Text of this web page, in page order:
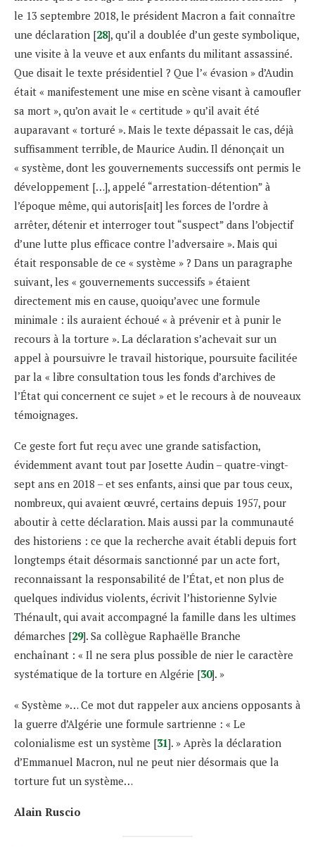
le 13 septembre 2018, le président Macron a fait connaître
une déclaration [28], qu’il a doublée d’un geste symbolique,
une visite à la veuve et aux enfants du militant assassiné.
Que disait le texte présidentiel ? Que l’« évasion » d’Audin
était « manifestement une mise en scène visant à camoufler
sa mort », qu’on avait le « certitude » qu’il avait été
auparavant « torturé ». Mais le texte dépassait le cas, déjà
suffisamment terrible, de Maurice Audin. Il dénonçait un
« système, dont les gouvernements successifs ont permis le
développement […], appelé “arrestation-détention” à
l’époque même, qui autoris[ait] les forces de l’ordre à
arrêter, détenir et interroger tout “suspect” dans l’objectif
d’une lutte plus efficace contre l’adversaire ». Mais qui
était responsable de ce « système » ? Dans un paragraphe
suivant, les « gouvernements successifs » étaient
directement mis en cause, quoiqu’avec une formule
minimale : ils auraient échoué « à prévenir et à punir le
recours à la torture ». La déclaration s’achevait sur un
appel à poursuivre le travail historique, poursuite facilitée
par la « libre consultation tous les fonds d’archives de
l’État qui concernent ce sujet » et le recours à de nouveaux
témoignages.
Ce geste fort fut reçu avec une grande satisfaction,
évidemment avant tout par Josette Audin – quatre-vingt-
sept ans en 2018 – et ses enfants, ainsi que par tous ceux,
nombreux, qui avaient œuvré, certains depuis 1957, pour
aboutir à cette déclaration. Mais aussi par la communauté
des historiens : ce que la recherche avait établi depuis fort
longtemps était désormais sanctionné par un acte fort,
reconnaissant la responsabilité de l’État, et non plus de
quelques individus violents, écrivit l’historienne Sylvie
Thénault, qui avait accompagné la famille dans les ultimes
démarches [29]. Sa collègue Raphaëlle Branche
enchaînant : « Il ne sera plus possible de nier le caractère
systématique de la torture en Algérie [30]. »
« Système »… Ce mot dut rappeler aux anciens opposants à
la guerre d’Algérie une formule sartrienne : « Le
colonialisme est un système [31]. » Après la déclaration
d’Emmanuel Macron, nul ne peut nier désormais que la
torture fut un système…
Alain Ruscio